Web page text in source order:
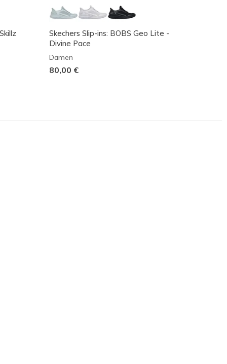
Skechers Slip-ins: BOBS Geo Lite -
Divine Pace
Damen
80,00 €